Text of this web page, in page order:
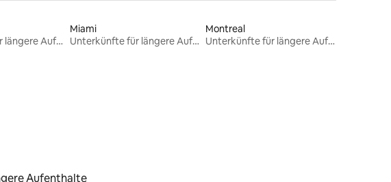
Unterkünfte für längere Aufenthalte
Miami
Unterkünfte für längere Aufenthalte
Montreal
Unterkünfte für längere Aufenthalte
Aufenthalte